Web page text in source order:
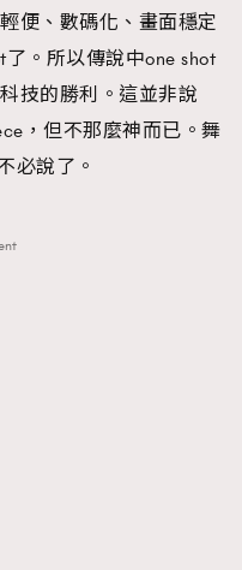
便、數碼化、畫面穩定
。所以傳說中one shot
技的勝利。這並非說
，但不那麼神而已。舞
必說了。